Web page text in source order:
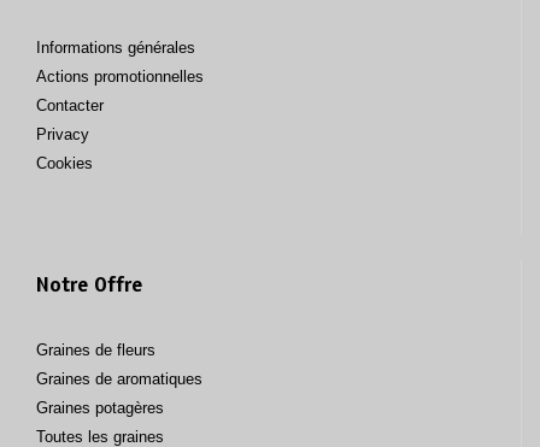
Informations générales
Actions promotionnelles
Contacter
Privacy
Cookies
Notre Offre
Graines de fleurs
Graines de aromatiques
Graines potagères
Toutes les graines